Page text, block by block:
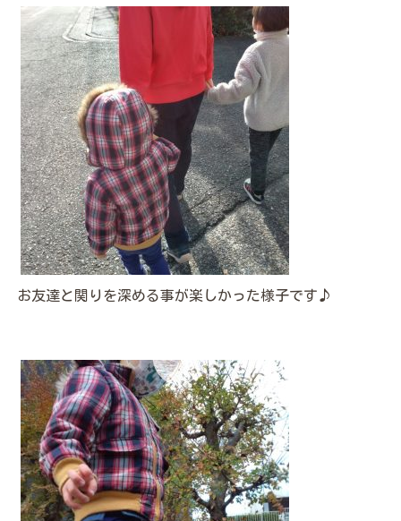
お友達と関りを深める事が楽しかった様子です♪